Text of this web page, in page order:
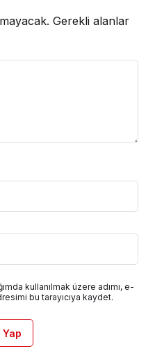
Gerekli alanlar
kullanılmak üzere adımı, e-
bu tarayıcıya kaydet.
Yap